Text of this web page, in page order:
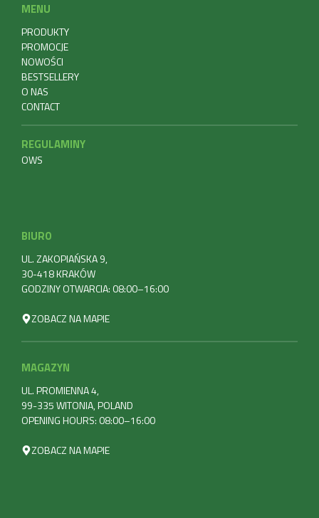
MENU
PRODUKTY
PROMOCJE
NOWOŚCI
BESTSELLERY
O NAS
CONTACT
REGULAMINY
OWS
BIURO
UL. ZAKOPIAŃSKA 9,
30-418 KRAKÓW
GODZINY OTWARCIA: 08:00–16:00
ZOBACZ NA MAPIE
MAGAZYN
UL. PROMIENNA 4,
99-335 WITONIA, POLAND
OPENING HOURS: 08:00–16:00
ZOBACZ NA MAPIE